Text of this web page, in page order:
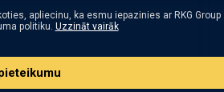
apliecinu, ka esmu iepazinies ar RKG Group
politiku. Uzzināt vairāk